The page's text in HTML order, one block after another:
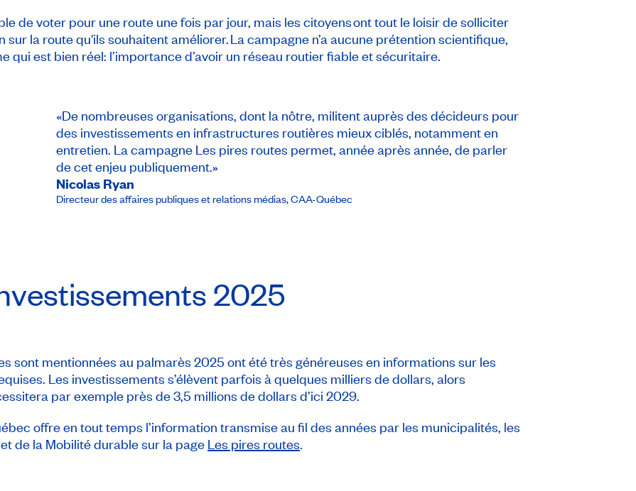
de voter pour une route une fois par jour, mais les citoyens ont tout le loisir de solliciter
la route qu'ils souhaitent améliorer. La campagne n’a aucune prétention scientifique,
qui est bien réel: l’importance d’avoir un réseau routier fiable et sécuritaire.
«De nombreuses organisations, dont la nôtre, militent auprès des décideurs pour
des investissements en infrastructures routières mieux ciblés, notamment en
entretien. La campagne Les pires routes permet, année après année, de parler
de cet enjeu publiquement.»
Nicolas Ryan
Directeur des affaires publiques et relations médias​,CAA-Québec
2025
sont mentionnées au palmarès 2025 ont été très généreuses en informations sur les
Les investissements s’élèvent parfois à quelques milliers de dollars, alors
par exemple près de 3,5 millions de dollars d’ici 2029.
offre en tout temps l’information transmise au fil des années par les municipalités, les
de la Mobilité durable sur la page Les pires routes.